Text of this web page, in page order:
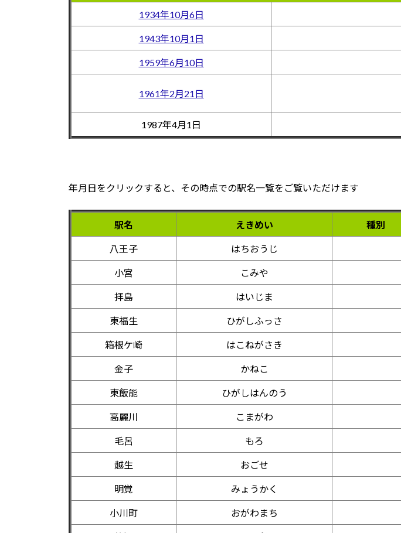
1934年10月6日
1943年10月1日
1959年6月10日
1961年2月21日
1987年4月1日
年月日をクリックすると、その時点での駅名一覧をご覧いただけます
駅名 えきめい 種別
八王子 はちおうじ
小宮 こみや
拝島 はいじま
東福生 ひがしふっさ
箱根ケ崎 はこねがさき
金子 かねこ
東飯能 ひがしはんのう
高麗川 こまがわ
毛呂 もろ
越生 おごせ
明覚 みょうかく
小川町 おがわまち